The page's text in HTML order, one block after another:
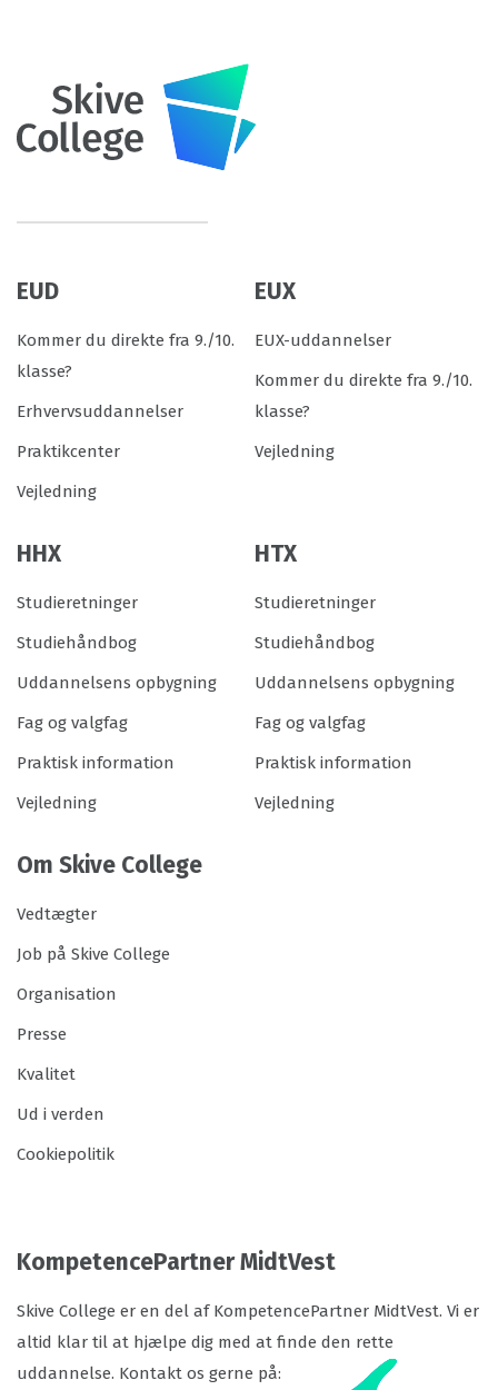
EUD
Kommer du direkte fra 9./10.
klasse?
Erhvervsuddannelser
Praktikcenter
Vejledning
EUX
EUX-uddannelser
Kommer du direkte fra 9./10.
klasse?
Vejledning
HHX
Studieretninger
Studiehåndbog
Uddannelsens opbygning
Fag og valgfag
Praktisk information
Vejledning
HTX
Studieretninger
Studiehåndbog
Uddannelsens opbygning
Fag og valgfag
Praktisk information
Vejledning
Om Skive College
Vedtægter
Job på Skive College
Organisation
Presse
Kvalitet
Ud i verden
Cookiepolitik
KompetencePartner MidtVest
Skive College er en del af KompetencePartner MidtVest. Vi er
altid klar til at hjælpe dig med at finde den rette
uddannelse. Kontakt os gerne på: